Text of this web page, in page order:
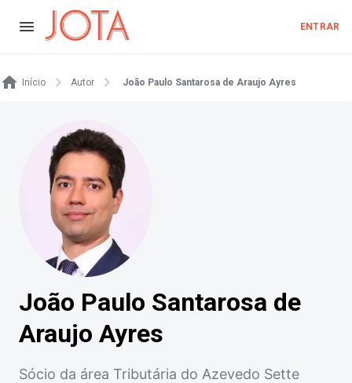
ENTRAR
Início Autor João Paulo Santarosa de Araujo Ayres
João Paulo Santarosa de
Araujo Ayres
Sócio da área Tributária do Azevedo Sette